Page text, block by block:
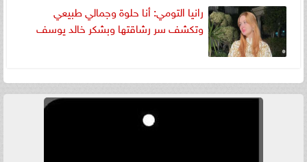
رانيا التومي: أنا حلوة وجمالي طبيعي
وتكشف سر رشاقتها وبشكر خالد يوسف